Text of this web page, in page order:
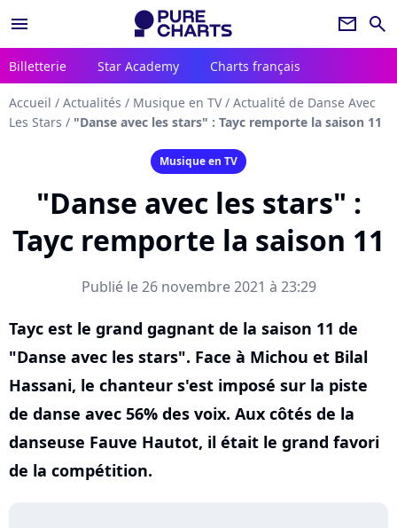
menu newsletter search
Billetterie Star Academy Charts français
Accueil / Actualités / Musique en TV / Actualité de Danse Avec
Les Stars / "Danse avec les stars" : Tayc remporte la saison 11
Musique en TV
"Danse avec les stars" :
Tayc remporte la saison 11
Publié le 26 novembre 2021 à 23:29
Tayc est le grand gagnant de la saison 11 de
"Danse avec les stars". Face à Michou et Bilal
Hassani, le chanteur s'est imposé sur la piste
de danse avec 56% des voix. Aux côtés de la
danseuse Fauve Hautot, il était le grand favori
de la compétition.